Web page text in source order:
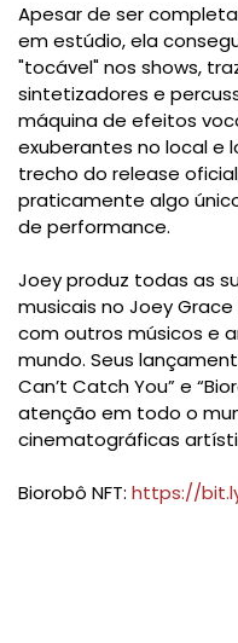
Apesar de ser
em estúdio, ela
"tocável" nos shows,
sintetizadores e
máquina de efeitos
exuberantes no local e
trecho do release
praticamente algo
de performance.
Joey produz todas as
musicais no Joey
com outros músicos e
mundo. Seus
Can’t Catch You” e
atenção em todo o
cinematográficas
Biorobô NFT: https://